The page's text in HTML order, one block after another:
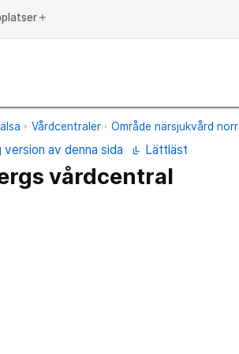
add
Vårdcentraler Område närsjukvård norr
av denna sida Lättläst
vårdcentral